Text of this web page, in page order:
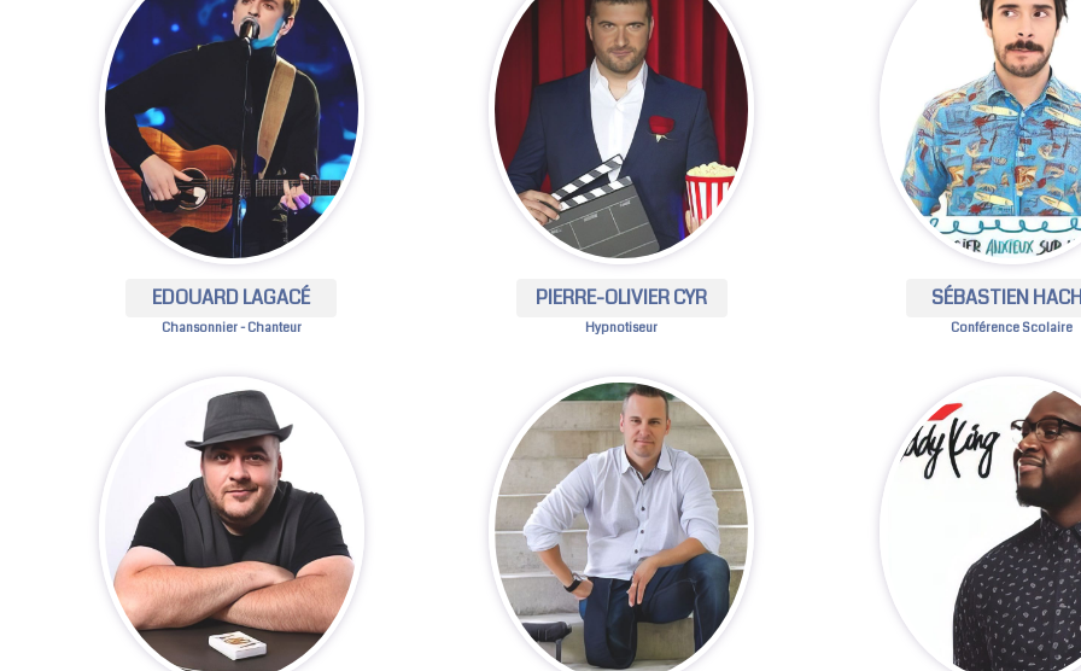
EDOUARD LAGACÉ
Chansonnier - Chanteur
PIERRE-OLIVIER CYR
Hypnotiseur
SÉBASTIEN
Conférence Scolaire